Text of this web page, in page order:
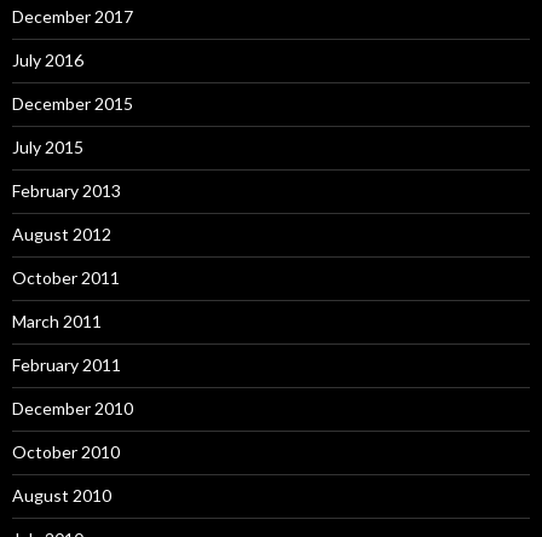
December 2017
July 2016
December 2015
July 2015
February 2013
August 2012
October 2011
March 2011
February 2011
December 2010
October 2010
August 2010